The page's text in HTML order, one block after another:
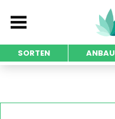
SORTEN ANBAU